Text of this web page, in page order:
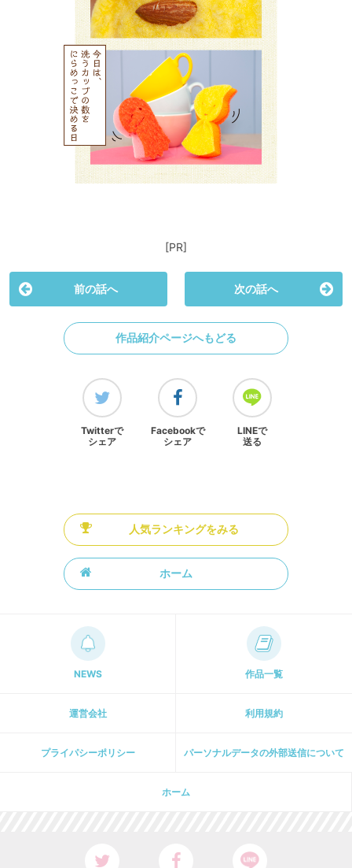
[PR]
前の話へ 次の話へ
作品紹介ページへもどる
Twitterで
シェア
Facebookで
シェア
LINEで
送る
人気ランキングをみる
ホーム
NEWS 作品一覧
運営会社 利用規約
プライパシーポリシー パーソナルデータの外部送信について
ホーム